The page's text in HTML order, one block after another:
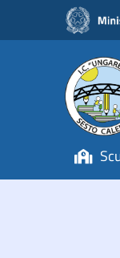
Vai ai contenuti
Vai al menu
Vai al footer